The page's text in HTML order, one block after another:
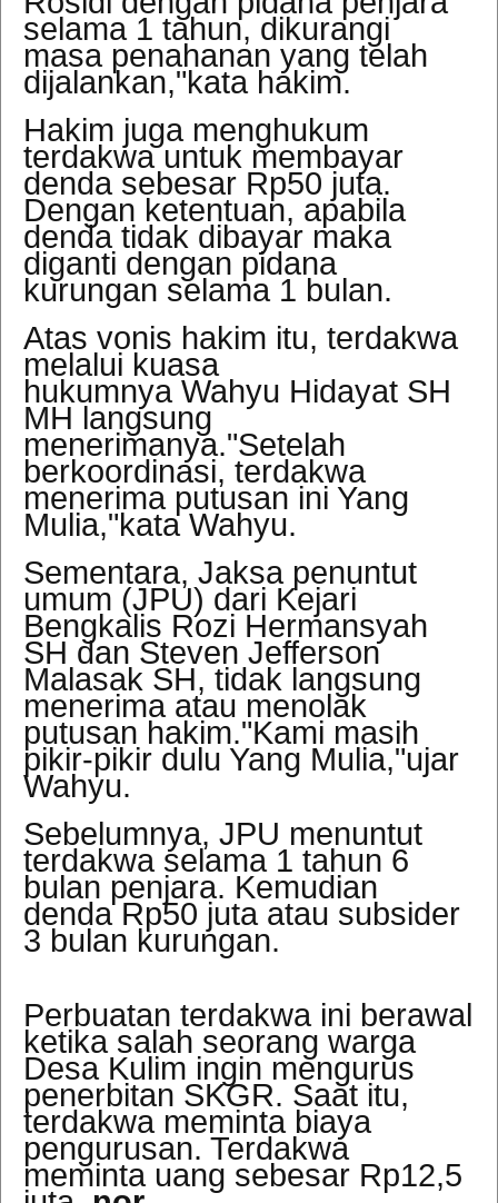
selama 1 tahun, dikurangi
masa penahanan yang telah
dijalankan,"kata hakim.
Hakim juga menghukum
terdakwa untuk membayar
denda sebesar Rp50 juta.
Dengan ketentuan, apabila
denda tidak dibayar maka
diganti dengan pidana
kurungan selama 1 bulan.
Atas vonis hakim itu, terdakwa
melalui kuasa
hukumnya Wahyu Hidayat SH
MH langsung
menerimanya."Setelah
berkoordinasi, terdakwa
menerima putusan ini Yang
Mulia,"kata Wahyu.
Sementara, Jaksa penuntut
umum (JPU) dari Kejari
Bengkalis Rozi Hermansyah
SH dan Steven Jefferson
Malasak SH, tidak langsung
menerima atau menolak
putusan hakim."Kami masih
pikir-pikir dulu Yang Mulia,"ujar
Wahyu.
Sebelumnya, JPU menuntut
terdakwa selama 1 tahun 6
bulan penjara. Kemudian
denda Rp50 juta atau subsider
3 bulan kurungan.
Perbuatan terdakwa ini berawal
ketika salah seorang warga
Desa Kulim ingin mengurus
penerbitan SKGR. Saat itu,
terdakwa meminta biaya
pengurusan. Terdakwa
meminta uang sebesar Rp12,5